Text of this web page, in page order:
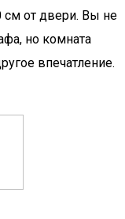
см от двери. Вы не
но комната
впечатление.